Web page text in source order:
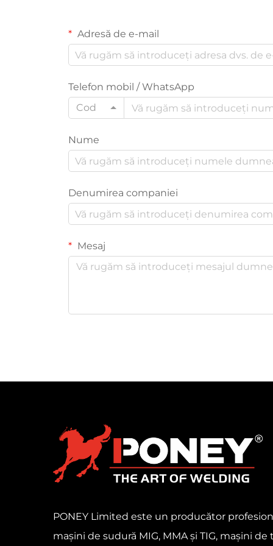
Adresă de e-mail
Telefon mobil / WhatsApp
Cod
Nume
Denumirea companiei
Mesaj
PONEY Limited este un producător
mașini de sudură MIG, MMA și TIG, mașini de